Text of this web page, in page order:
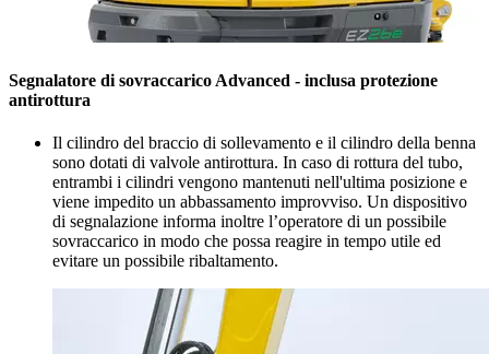
Segnalatore di sovraccarico Advanced - inclusa protezione
antirottura
Il cilindro del braccio di sollevamento e il cilindro della benna
sono dotati di valvole antirottura. In caso di rottura del tubo,
entrambi i cilindri vengono mantenuti nell'ultima posizione e
viene impedito un abbassamento improvviso. Un dispositivo
di segnalazione informa inoltre l’operatore di un possibile
sovraccarico in modo che possa reagire in tempo utile ed
evitare un possibile ribaltamento.